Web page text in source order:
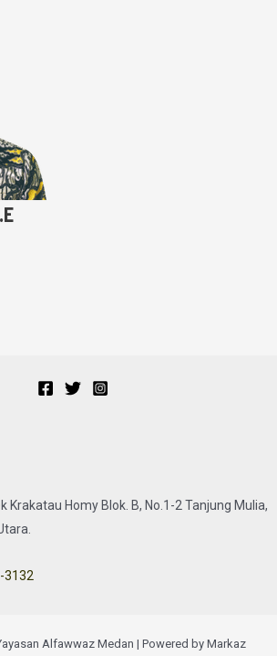
Krakatau Homy Blok. B, No.1-2 Tanjung Mulia,
3132
Alfawwaz Medan | Powered by Markaz